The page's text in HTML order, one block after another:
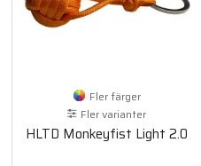
Fler färger
Fler varianter
HLTD Monkeyfist Light 2.0